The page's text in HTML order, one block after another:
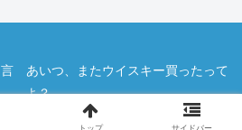
あいつ、またウイスキー買ったって
よ？.
トップ サイドバー